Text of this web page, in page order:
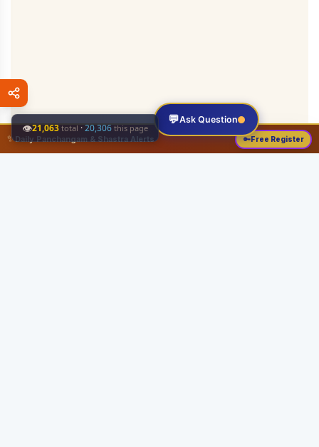
💬Ask Question
✨ Daily Panchangam & Shastra Alerts 🔑Free Register
👁21,063 total ·20,306 this page